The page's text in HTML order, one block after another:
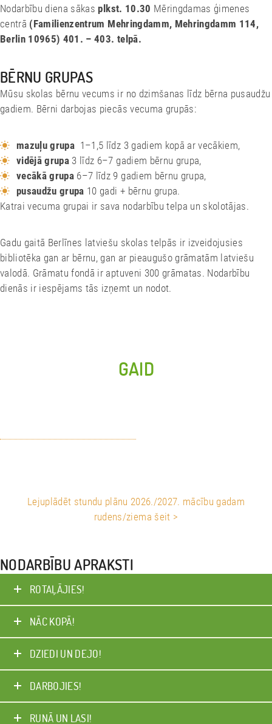
Nodarbību diena sākasplkst. 10.30 Mēringdamas ģimenes
centrā (Familienzentrum Mehringdamm, Mehringdamm 114,
Berlin 10965) 401. – 403. telpā.
BĒRNU GRUPAS
Mūsu skolas bērnu vecums ir no dzimšanas līdz bērna pusaudžu
gadiem. Bērni darbojas piecās vecuma grupās:
mazuļu grupa 1–1,5 līdz 3 gadiem kopā ar vecākiem,
vidējā grupa 3 līdz 6–7 gadiem bērnu grupa,
vecākā grupa 6–7 līdz 9 gadiem bērnu grupa,
pusaudžu grupa 10 gadi + bērnu grupa.
Katrai vecuma grupai ir sava nodarbību telpa un skolotājas.
Gadu gaitā Berlīnes latviešu skolas telpās ir izveidojusies
bibliotēka gan ar bērnu, gan ar pieaugušo grāmatām latviešu
valodā. Grāmatu fondā ir aptuveni 300 grāmatas. Nodarbību
dienās ir iespējams tās izņemt un nodot.
N
E
V
N
J
E
S
!
N
Ā
GAIDĀM GAN
Lejuplādēt stundu plānu 2026./2027. mācību gadam
rudens/ziema šeit >
NODARBĪBU APRAKSTI
ROTAĻĀJIES!
NĀC KOPĀ!
DZIEDI UN DEJO!
DARBOJIES!
RUNĀ UN LASI!